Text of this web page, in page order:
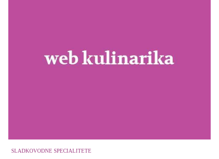
SLADKOVODNE SPECIALITETE